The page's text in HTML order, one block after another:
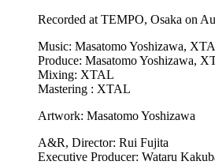
Recorded at TEMPO, Osaka on
Music: Masatomo Yoshizawa,
Produce: Masatomo Yoshizawa,
Mixing: XTAL
Mastering : XTAL
Artwork: Masatomo Yoshizawa
A&R, Director: Rui Fujita
Executive Producer: Wataru